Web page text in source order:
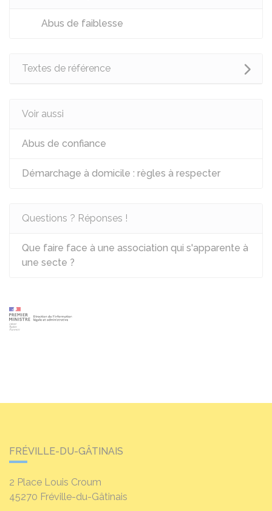
Abus de faiblesse
Textes de référence
Voir aussi
Abus de confiance
Démarchage à domicile : règles à respecter
Questions ? Réponses !
Que faire face à une association qui s'apparente à
une secte ?
FRÉVILLE-DU-GÂTINAIS
2 Place Louis Croum
45270 Fréville-du-Gâtinais